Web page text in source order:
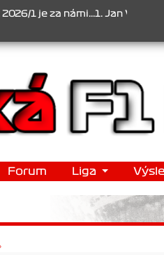
je za námi...1. Jan Veselý , 2.
Forum Liga